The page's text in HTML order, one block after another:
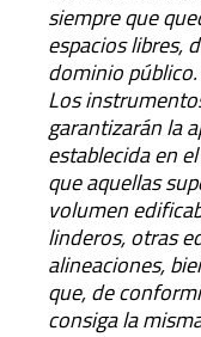
siempre que
espacios libres,
dominio público.
Los
garantizarán la
establecida en
que aquellas
volumen
linderos, otras
alineaciones,
que, de
consiga la